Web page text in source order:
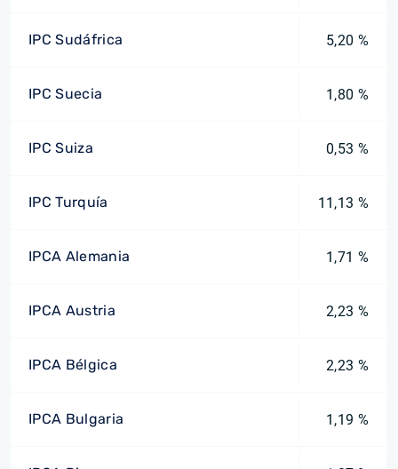
IPC Sudáfrica 5,20 %
IPC Suecia 1,80 %
IPC Suiza 0,53 %
IPC Turquía 11,13 %
IPCA Alemania 1,71 %
IPCA Austria 2,23 %
IPCA Bélgica 2,23 %
IPCA Bulgaria 1,19 %